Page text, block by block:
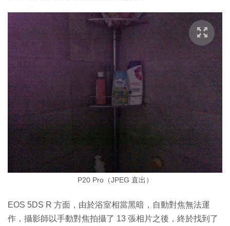
P20 Pro（JPEG 直出）
EOS 5DS R 方面，由於浴室相當黑暗，自動對焦無法運
作，攝影師以手動對焦拍攝了 13 張相片之後，終於找到了